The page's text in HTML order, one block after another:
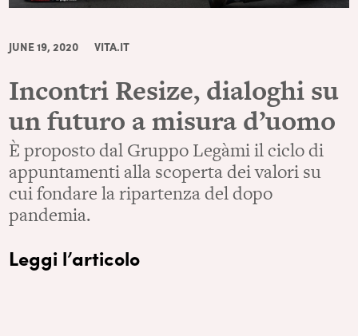
JUNE 19, 2020 VITA.IT
Incontri Resize, dialoghi su
un futuro a misura d’uomo
È proposto dal Gruppo Legàmi il ciclo di
appuntamenti alla scoperta dei valori su
cui fondare la ripartenza del dopo
pandemia.
Leggi l’articolo